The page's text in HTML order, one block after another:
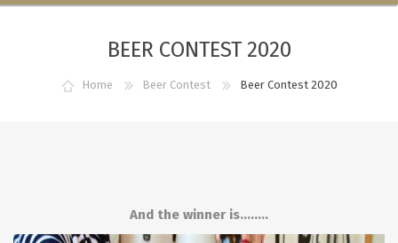
REGISTRIERUNG
ANMELDEN
BEER CONTEST 2020
Home Beer Contest Beer Contest 2020
And the winner is........